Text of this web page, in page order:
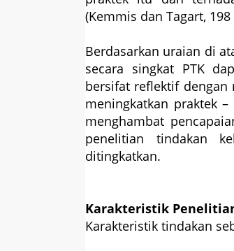
(Kemmis dan Tagart, 198
Berdasarkan uraian di
secara singkat PTK
bersifat reflektif dengan
meningkatkan praktek
menghambat
penelitian tindakan
ditingkatkan.
Karakteristik
Karakteristik tindakan